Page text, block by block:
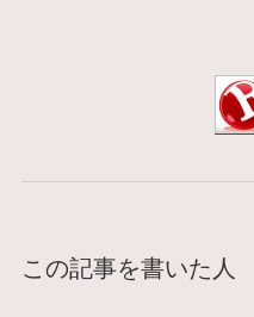
この記事を書いた人